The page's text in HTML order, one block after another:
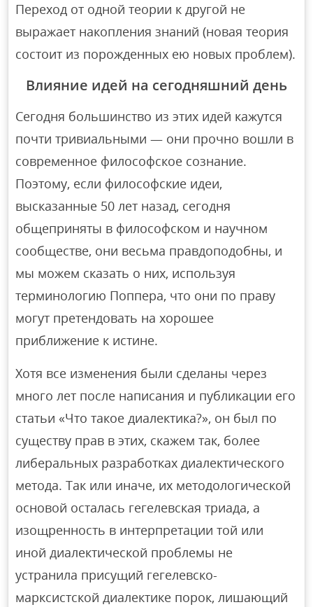
Переход от одной теории к другой не
выражает накопления знаний (новая теория
состоит из порожденных ею новых проблем).
Влияние идей на сегодняшний день
Сегодня большинство из этих идей кажутся
почти тривиальными — они прочно вошли в
современное философское сознание.
Поэтому, если философские идеи,
высказанные 50 лет назад, сегодня
общеприняты в философском и научном
сообществе, они весьма правдоподобны, и
мы можем сказать о них, используя
терминологию Поппера, что они по праву
могут претендовать на хорошее
приближение к истине.
Хотя все изменения были сделаны через
много лет после написания и публикации его
статьи «Что такое диалектика?», он был по
существу прав в этих, скажем так, более
либеральных разработках диалектического
метода. Так или иначе, их методологической
основой осталась гегелевская триада, а
изощренность в интерпретации той или
иной диалектической проблемы не
устранила присущий гегелевско-
марксистской диалектике порок, лишающий